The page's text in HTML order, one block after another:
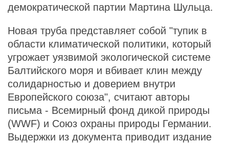
демократической партии Мартина Шульца.
Новая труба представляет собой "тупик в
области климатической политики, который
угрожает уязвимой экологической системе
Балтийского моря и вбивает клин между
солидарностью и доверием внутри
Европейского союза", считают авторы
письма - Всемирный фонд дикой природы
(WWF) и Союз охраны природы Германии.
Выдержки из документа приводит издание